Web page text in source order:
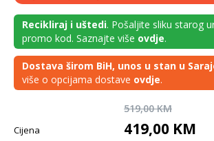
Recikliraj i uštedi. Pošaljite sliku starog
promo kod. Saznajte više ovdje.
Dostava širom BiH, unos u stan u
više o opcijama dostave ovdje.
519,00 KM
Cijena 419,00 KM